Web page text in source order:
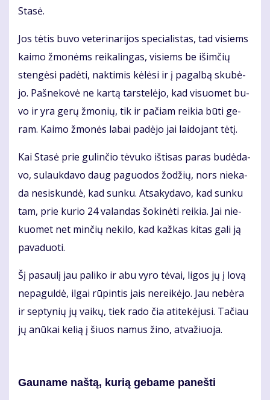
Sta­sė.
Jos tė­tis bu­vo ve­te­ri­na­ri­jos spe­cia­lis­tas, tad vi­siems
kai­mo žmo­nėms rei­ka­lin­gas, vi­siems be iš­im­čių
sten­gė­si pa­dė­ti, nak­ti­mis kė­lė­si ir į pa­gal­bą sku­bė­
jo. Pa­šne­ko­vė ne kar­tą tars­te­lė­jo, kad vi­suo­met bu­
vo ir yra ge­rų žmo­nių, tik ir pa­čiam rei­kia bū­ti ge­
ram. Kai­mo žmo­nės la­bai pa­dė­jo jai lai­do­jant tė­tį.
Kai Sta­sė prie gu­lin­čio tė­vu­ko iš­ti­sas pa­ras bu­dė­da­
vo, su­lauk­da­vo daug pa­guo­dos žo­džių, nors nie­ka­
da ne­si­skun­dė, kad sun­ku. At­sa­ky­da­vo, kad sun­ku
tam, prie ku­rio 24 va­lan­das šo­ki­nė­ti rei­kia. Jai nie­
kuo­met net min­čių ne­ki­lo, kad kaž­kas ki­tas ga­li ją
pa­va­duo­ti.
Šį pa­sau­lį jau pa­li­ko ir abu vy­ro tė­vai, li­gos jų į lo­vą
ne­pa­gul­dė, il­gai rū­pin­tis jais ne­rei­kė­jo. Jau ne­bė­ra
ir sep­ty­nių jų vai­kų, tiek ra­do čia ati­te­kė­ju­si. Ta­čiau
jų anū­kai ke­lią į šiuos na­mus ži­no, at­va­žiuo­ja.
Gau­na­me naš­tą, ku­rią ge­ba­me pa­neš­ti